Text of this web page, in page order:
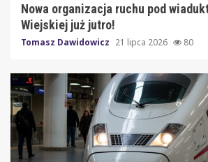
Nowa organizacja ruchu pod
Wiejskiej już jutro!
Tomasz Dawidowicz 21 lipca 2026 80